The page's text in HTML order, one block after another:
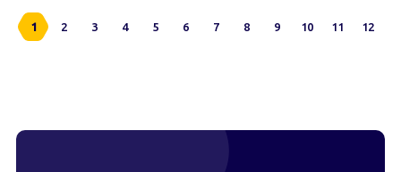
1 2 3 4 5 6 7 8 9 10 11 12